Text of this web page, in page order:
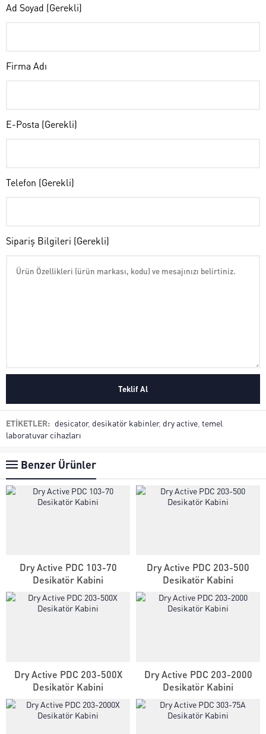
Ad Soyad (Gerekli)
Firma Adı
E-Posta (Gerekli)
Telefon (Gerekli)
Sipariş Bilgileri (Gerekli)
ETİKETLER: desicator, desikatör kabinler, dry active temel
laboratuvar cihazları
Benzer Ürünler
Dry Active PDC 103-70
Desikatör Kabini
Dry Active PDC 203-500
Desikatör Kabini
Dry Active PDC 203-500X
Desikatör Kabini
Dry Active PDC 203-2000
Desikatör Kabini